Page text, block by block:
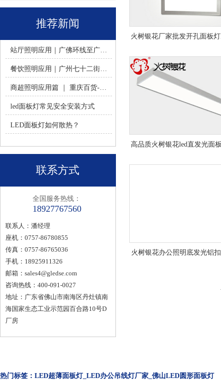
推荐新闻
站厅照明应用｜广佛环线至广州南站 -佛山火树银花照明
餐饮照明应用｜广州七十二街道餐饮连锁-佛山火树银花照明
商超照明应用篇 ｜ 重庆百货-佛山火树银花照明合作历程
led面板灯常见安全安装方式
LED面板灯如何散热？
联系方式
全国服务热线：
18927767560
联系人：潘经理
座机：0757-86780855
传真：0757-86765036
手机：18925911326
邮箱： sales4@gledse.com
咨询热线：400-091-0027
地址：广东省佛山市南海区丹灶镇南
海国家生态工业示范园百合路10号D
厂房
火树银花厂家批发开孔面板
平板灯 300x300
高品质火树银花led直发光面
线灯200x1200
火树银花办公照明底发光铝
热门标签：LED超薄面板灯_LED办公吊线灯厂家_佛山LED圆形面板灯